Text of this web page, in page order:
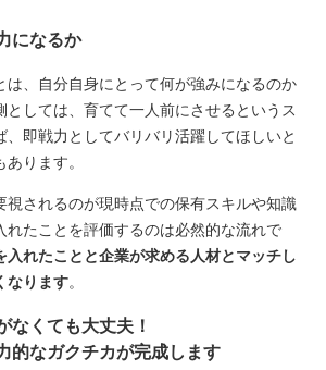
になるか
は、自分自身にとって何が強みになるのか
としては、育てて一人前にさせるというス
、即戦力としてバリバリ活躍してほしいと
ります。
視されるのが現時点での保有スキルや知識
れたことを評価するのは必然的な流れで
入れたことと企業が求める人材とマッチし
なります。
なくても大丈夫！
的なガクチカが完成します